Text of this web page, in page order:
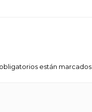
están marcados